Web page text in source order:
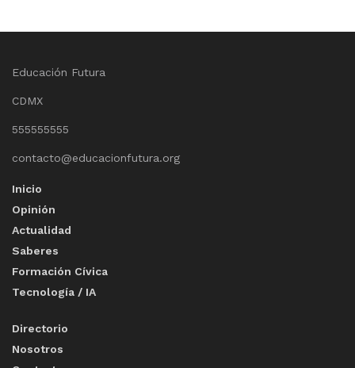
Educación Futura
CDMX
555555555
contacto@educacionfutura.org
Inicio
Opinión
Actualidad
Saberes
Formación Cívica
Tecnología / IA
Directorio
Nosotros